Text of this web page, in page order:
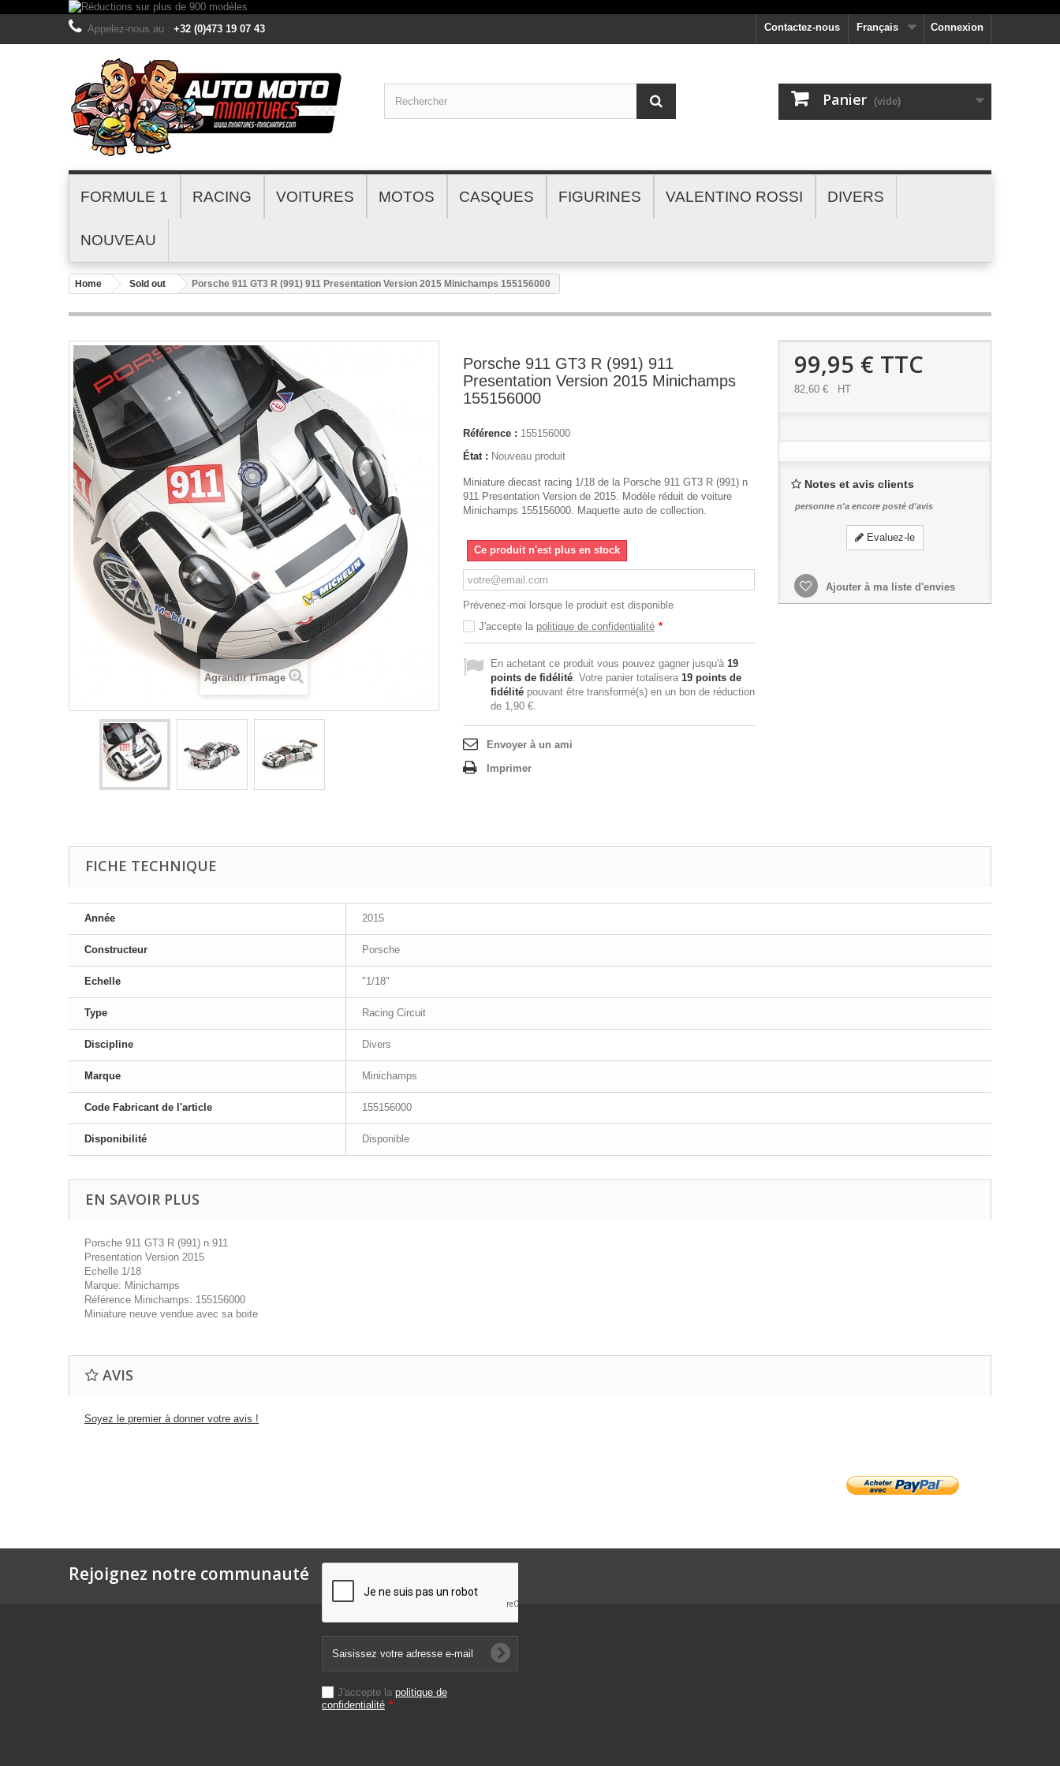
Connexion
Français
Contactez-nous
Appelez-nous au : +32 (0)473 19 07 43
Panier (vide)
FORMULE 1 RACING VOITURES MOTOS CASQUES FIGURINES VALENTINO ROSSI DIVERS
NOUVEAU
Home Sold out Porsche 911 GT3 R (991) 911 Presentation Version 2015 Minichamps 155156000
Agrandir l'image
Porsche 911 GT3 R (991) 911
Presentation Version 2015 Minichamps
155156000
Référence : 155156000
État : Nouveau produit
Miniature diecast racing 1/18 de la Porsche 911 GT3 R (991) n
911 Presentation Version de 2015. Modèle réduit de voiture
Minichamps 155156000. Maquette auto de collection.
Ce produit n'est plus en stock
Prévenez-moi lorsque le produit est disponible
J'accepte la politique de confidentialité *
En achetant ce produit vous pouvez gagner jusqu'à 19
points de fidélité. Votre panier totalisera 19 points de
fidélité pouvant être transformé(s) en un bon de réduction
de 1,90 €.
Envoyer à un ami
Imprimer
99,95 € TTC
82,60 € HT
Notes et avis clients
personne n'a encore posté d'avis
Evaluez-le
Ajouter à ma liste d'envies
FICHE TECHNIQUE
Année 2015
Constructeur Porsche
Echelle "1/18"
Type Racing Circuit
Discipline Divers
Marque Minichamps
Code Fabricant de l'article 155156000
Disponibilité Disponible
EN SAVOIR PLUS
Porsche 911 GT3 R (991) n 911
Presentation Version 2015
Echelle 1/18
Marque: Minichamps
Référence Minichamps: 155156000
Miniature neuve vendue avec sa boite
AVIS
Soyez le premier à donner votre avis !
Rejoignez notre communauté
J'accepte la politique de
confidentialité *